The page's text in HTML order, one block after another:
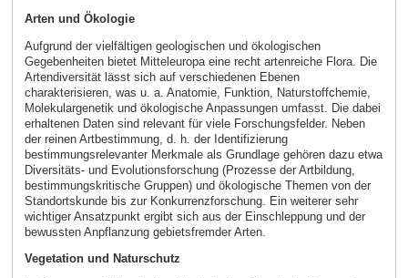
Arten und Ökologie
Aufgrund der vielfältigen geologischen und ökologischen
Gegebenheiten bietet Mitteleuropa eine recht artenreiche Flora. Die
Artendiversität lässt sich auf verschiedenen Ebenen
charakterisieren, was u. a. Anatomie, Funktion, Naturstoffchemie,
Molekulargenetik und ökologische Anpassungen umfasst. Die dabei
erhaltenen Daten sind relevant für viele Forschungsfelder. Neben
der reinen Artbestimmung, d. h. der Identifizierung
bestimmungsrelevanter Merkmale als Grundlage gehören dazu etwa
Diversitäts- und Evolutionsforschung (Prozesse der Artbildung,
bestimmungskritische Gruppen) und ökologische Themen von der
Standortskunde bis zur Konkurrenzforschung. Ein weiterer sehr
wichtiger Ansatzpunkt ergibt sich aus der Einschleppung und der
bewussten Anpflanzung gebietsfremder Arten.
Vegetation und Naturschutz